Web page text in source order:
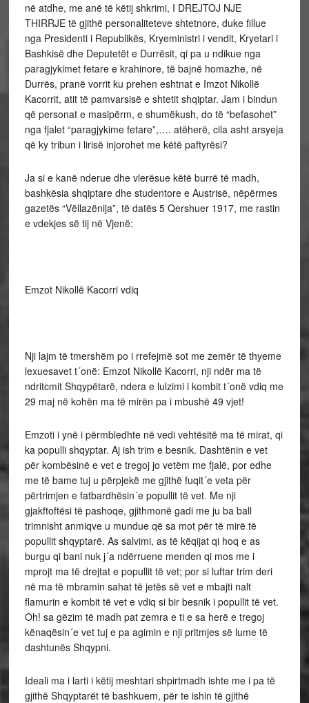
në atdhe, me anë të këtij shkrimi, I DREJTOJ NJE
THIRRJE të gjithë personaliteteve shtetnore, duke fillue
nga Presidenti i Republikës, Kryeministri i vendit, Kryetari i
Bashkisë dhe Deputetët e Durrësit, qi pa u ndikue nga
paragjykimet fetare e krahinore, të bajnë homazhe, në
Durrës, pranë vorrit ku prehen eshtnat e Imzot Nikollë
Kacorrit, atit të pamvarsisë e shtetit shqiptar. Jam i bindun
që personat e masipërm, e shumëkush, do të “befasohet”
nga fjalet “paragjykime fetare”,…. atëherë, cila asht arsyeja
që ky tribun i lirisë injorohet me këtë paftyrësi?
Ja si e kanë nderue dhe vlerësue këtë burrë të madh,
bashkësia shqiptare dhe studentore e Austrisë, nëpërmes
gazetës “Vëllazënija”, të datës 5 Qershuer 1917, me rastin
e vdekjes së tij në Vjenë:
Emzot Nikollë Kacorri vdiq
Nji lajm të tmershëm po i rrefejmë sot me zemër të thyeme
lexuesavet t´onë: Emzot Nikollë Kacorri, nji ndër ma të
ndritcmit Shqypëtarë, ndera e lulzimi i kombit t´onë vdiq me
29 maj në kohën ma të mirën pa i mbushë 49 vjet!
Emzoti i ynë i përmbledhte në vedi vehtësitë ma të mirat, qi
ka populli shqyptar. Aj ish trim e besnik. Dashtënin e vet
për kombësinë e vet e tregoj jo vetëm me fjalë, por edhe
me të bame tuj u përpjekë me gjithë fuqit´e veta për
përtrimjen e fatbardhësin´e popullit të vet. Me nji
gjakftoftësi të pashoqe, gjithmonë gadi me ju ba ball
trimnisht anmiqve u mundue që sa mot për të mirë të
popullit shqyptarë. As salvimi, as të këqijat qi hoq e as
burgu qi bani nuk j´a ndërruene menden qi mos me i
mprojt ma të drejtat e popullit të vet; por si luftar trim deri
në ma të mbramin sahat të jetës së vet e mbajti nalt
flamurin e kombit të vet e vdiq si bir besnik i popullit të vet.
Oh! sa gëzim të madh pat zemra e ti e sa herë e tregoj
kënaqësin´e vet tuj e pa agimin e nji pritmjes së lume të
dashtunës Shqypni.
Ideali ma i larti i këtij meshtari shpirtmadh ishte me i pa të
gjithë Shqyptarët të bashkuem, për te ishin të gjithë